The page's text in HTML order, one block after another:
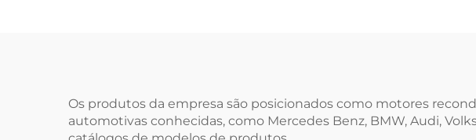
Fábrica
Os produtos da empresa são posicionados como motores
automotivas conhecidas, como Mercedes Benz, BMW, Audi,